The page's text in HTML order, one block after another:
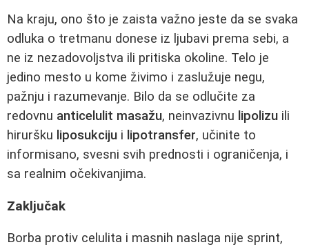
Na kraju, ono što je zaista važno jeste da se svaka
odluka o tretmanu donese iz ljubavi prema sebi, a
ne iz nezadovoljstva ili pritiska okoline. Telo je
jedino mesto u kome živimo i zaslužuje negu,
pažnju i razumevanje. Bilo da se odlučite za
redovnu anticelulit masažu, neinvazivnu lipolizu ili
hiruršku liposukciju i lipotransfer, učinite to
informisano, svesni svih prednosti i ograničenja, i
sa realnim očekivanjima.
Zaključak
Borba protiv celulita i masnih naslaga nije sprint,